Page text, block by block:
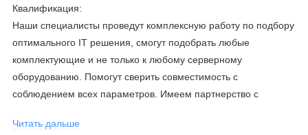
Квалификация:
Наши специалисты проведут комплексную работу по подбору
оптимального IT решения, смогут подобрать любые
комплектующие и не только к любому серверному
оборудованию. Помогут сверить совместимость с
соблюдением всех параметров. Имеем партнерство с
обучение сотрудников, что позволяет исключить ошибки даже
Читать дальше